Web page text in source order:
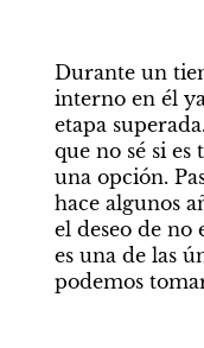
Durante un
interno en él
etapa
que no sé si es
una opción.
hace algunos
el deseo de no
es una de las
podemos